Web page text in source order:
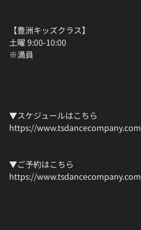
【豊洲キッズクラス】
土曜 9:00-10:00
※満員
▼スケジュールはこちら
https://
▼ご予約はこちら
https://